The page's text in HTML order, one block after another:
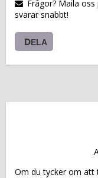
Frågor? Maila
svarar snabbt!
DELA
Om du tycker om att